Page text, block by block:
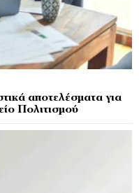
αποτελέσματα για
Πολιτισμού